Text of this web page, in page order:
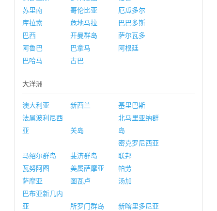
苏里南
哥伦比亚
厄瓜多尔
库拉索
危地马拉
巴巴多斯
巴西
开曼群岛
萨尔瓦多
阿鲁巴
巴拿马
阿根廷
巴哈马
古巴
大洋洲
澳大利亚 新西兰
基里巴斯
法属波利尼西
亚
关岛
北马里亚纳群
岛
马绍尔群岛 斐济群岛
密克罗尼西亚
联邦
瓦努阿图
美属萨摩亚
帕劳
萨摩亚
图瓦卢
汤加
巴布亚新几内
亚
所罗门群岛
新喀里多尼亚